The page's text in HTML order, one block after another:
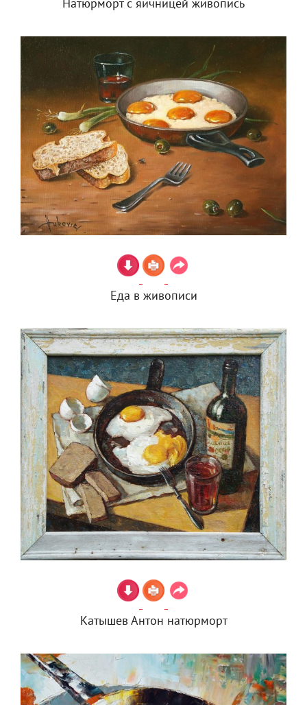
Натюрморт с яичницей живопись
Еда в живописи
Катышев Антон натюрморт